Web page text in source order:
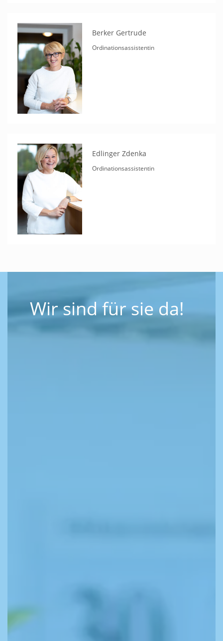
Berker Gertrude
Ordinationsassistentin
Edlinger Zdenka
Ordinationsassistentin
Wir sind für sie da!